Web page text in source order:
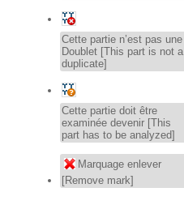
Cette partie n’est pas une
Doublet [This part is not a
duplicate]
Cette partie doit être
examinée devenir [This
part has to be analyzed]
Marquage enlever
[Remove mark]